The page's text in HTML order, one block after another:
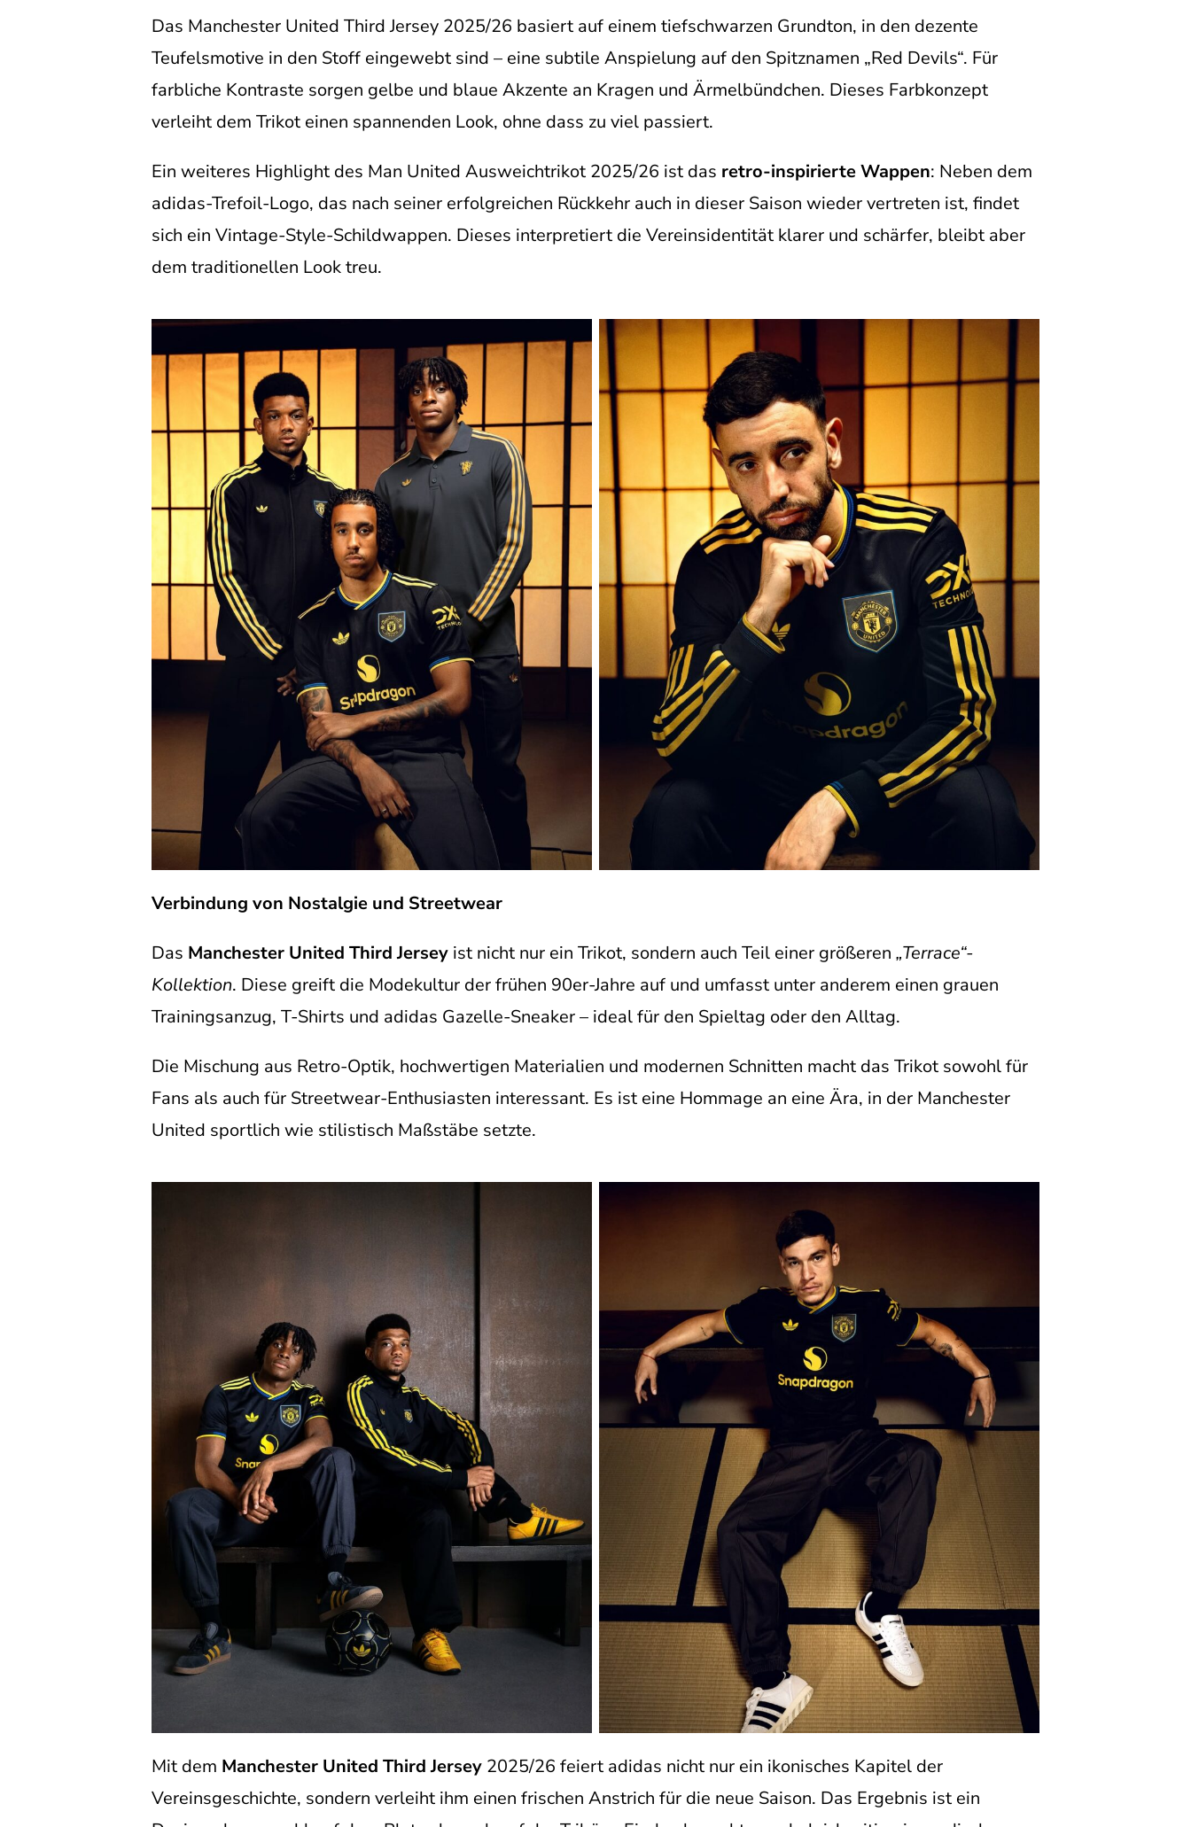
Das Manchester United Third Jersey 2025/26 basiert auf einem tiefschwarzen Grundton, in den dezente
Teufelsmotive in den Stoff eingewebt sind – eine subtile Anspielung auf den Spitznamen „Red Devils“. Für
farbliche Kontraste sorgen gelbe und blaue Akzente an Kragen und Ärmelbündchen. Dieses Farbkonzept
verleiht dem Trikot einen spannenden Look, ohne dass zu viel passiert.
Ein weiteres Highlight des Man United Ausweichtrikot 2025/26 ist das retro-inspirierte Wappen: Neben dem
adidas-Trefoil-Logo, das nach seiner erfolgreichen Rückkehr auch in dieser Saison wieder vertreten ist, findet
sich ein Vintage-Style-Schildwappen. Dieses interpretiert die Vereinsidentität klarer und schärfer, bleibt aber
dem traditionellen Look treu.
Verbindung von Nostalgie und Streetwear
Das Manchester United Third Jerseyist nicht nur ein Trikot, sondern auch Teil einer größeren „Terrace“-
Kollektion. Diese greift die Modekultur der frühen 90er-Jahre auf und umfasst unter anderem einen grauen
Trainingsanzug, T-Shirts und adidas Gazelle-Sneaker – ideal für den Spieltag oder den Alltag.
Die Mischung aus Retro-Optik, hochwertigen Materialien und modernen Schnitten macht das Trikot sowohl für
Fans als auch für Streetwear-Enthusiasten interessant. Es ist eine Hommage an eine Ära, in der Manchester
United sportlich wie stilistisch Maßstäbe setzte.
Mit dem Manchester United Third Jersey2025/26 feiert adidas nicht nur ein ikonisches Kapitel der
Vereinsgeschichte, sondern verleiht ihm einen frischen Anstrich für die neue Saison. Das Ergebnis ist ein